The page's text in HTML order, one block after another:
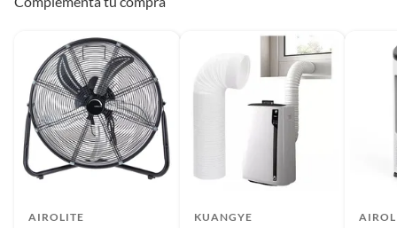
Plazo de
repuestos
AIROLITE KUANGYE